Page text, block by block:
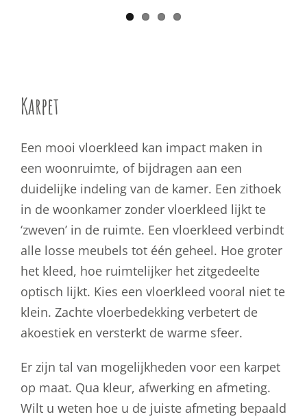
Karpet
Een mooi vloerkleed kan impact maken in
een woonruimte, of bijdragen aan een
duidelijke indeling van de kamer. Een zithoek
in de woonkamer zonder vloerkleed lijkt te
‘zweven’ in de ruimte. Een vloerkleed verbindt
alle losse meubels tot één geheel. Hoe groter
het kleed, hoe ruimtelijker het zitgedeelte
optisch lijkt. Kies een vloerkleed vooral niet te
klein. Zachte vloerbedekking verbetert de
akoestiek en versterkt de warme sfeer.
Er zijn tal van mogelijkheden voor een karpet
op maat. Qua kleur, afwerking en afmeting.
Wilt u weten hoe u de juiste afmeting bepaald